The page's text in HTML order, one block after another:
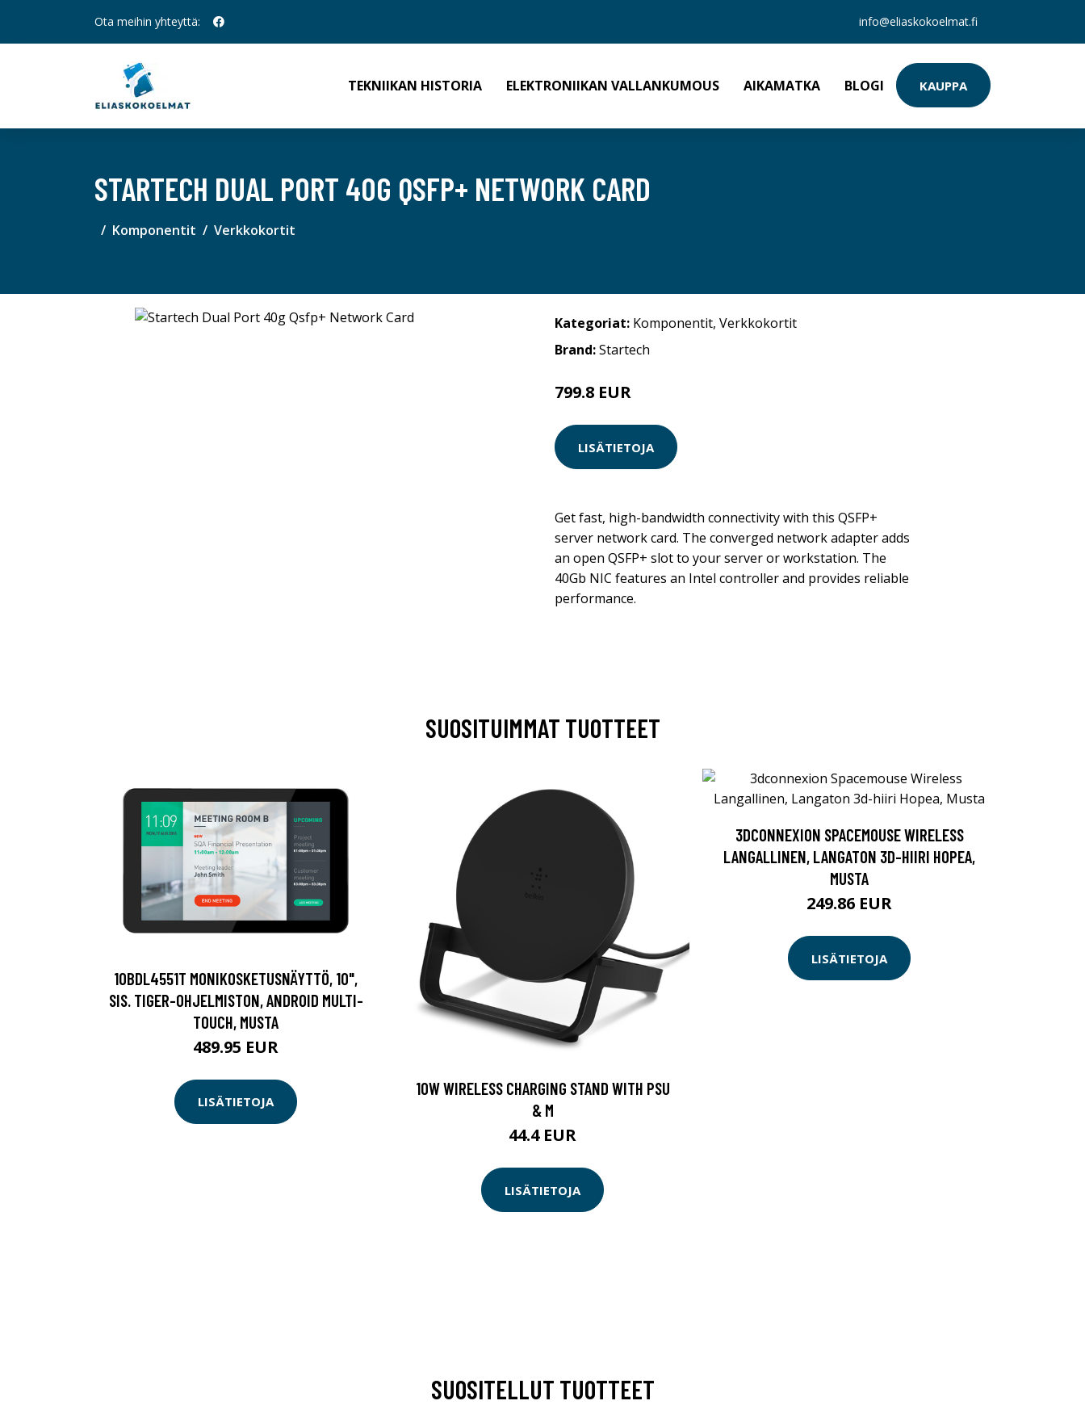
Ota meihin yhteyttä: info@eliaskokoelmat.fi
TEKNIIKAN HISTORIA ELEKTRONIIKAN VALLANKUMOUS AIKAMATKA BLOGI KAUPPA
STARTECH DUAL PORT 40G QSFP+ NETWORK CARD
Komponentit Verkkokortit
Kategoriat: Komponentit, Verkkokortit
Brand:Startech
799.8 EUR
LISÄTIETOJA
Get fast, high-bandwidth connectivity with this QSFP+
server network card. The converged network adapter adds
an open QSFP+ slot to your server or workstation. The
40Gb NIC features an Intel controller and provides reliable
performance.
SUOSITUIMMAT TUOTTEET
10BDL4551T MONIKOSKETUSNÄYTTÖ, 10",
SIS. TIGER-OHJELMISTON, ANDROID MULTI-
TOUCH, MUSTA
489.95 EUR
LISÄTIETOJA
10W WIRELESS CHARGING STAND WITH PSU
& M
44.4 EUR
LISÄTIETOJA
3DCONNEXION SPACEMOUSE WIRELESS
LANGALLINEN, LANGATON 3D-HIIRI HOPEA,
MUSTA
249.86 EUR
LISÄTIETOJA
SUOSITELLUT TUOTTEET